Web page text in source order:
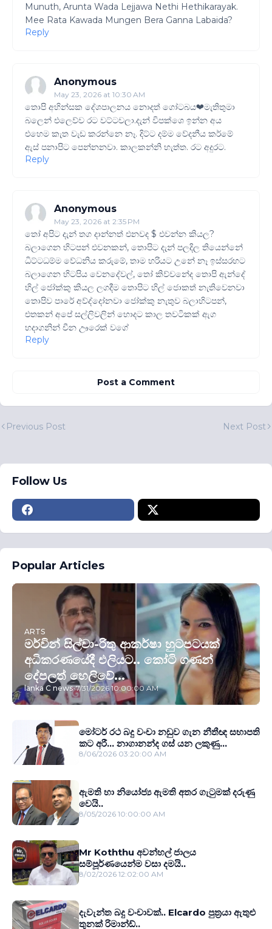
Munuth, Arunta Wada Lejjawa Nethi Hethikarayak.
Mee Rata Kawada Mungen Bera Ganna Labaida?
Reply
Anonymous
May 23, 2026 at 10:30 AM
තොපි අහින්සක දේශපාලනය නොදත් ගෝටබය❤මැතිතුමා
බලෙන් එලෙව්ව රට වට්ටවලා.දැන් විපක්ශෙ ඉන්න අය
එහෙම කැත වැඩ කරන්නෙ නෑ. දිට්ට දම්ම වේදනීය කර්මේ
ඇස් පනාපිට පෙන්නනවා. කාලකන්නි හැත්ත. රට අදුරට.
Reply
Anonymous
May 23, 2026 at 2:35 PM
තෝ අපිට දැන් තග දාන්නත් එනවද $ එවන්න කියල?
බලාගෙන හිටපන් එවනකන්, තොපිට දැන් පලදිල තියෙන්නේ
ධිට්ටධම්ම වේධනිය කරුමේ, තාම හරියට උනේ නෑ ඉස්සරහට
බලාගෙන හිටපිය වෙනදේවල්, තෝ කිව්වනේද තොපි ඇන්දේ
හිල් ජෝක්කු කියල ලගදීම තොපිට හිල් ජොකත් නැතිවෙනවා
තොපිව පාරේ අව්ද්දෝනවා ජෝක්කු නැතුව බලාහිටපන්,
එතකන් අපේ සල්ලිවලින් හොදට කාල තවටිකක් ඇග
හදාගනින් චීන ඌරෙක් වගේ
Reply
Post a Comment
Previous Post Next Post
Follow Us
Popular Articles
ARTS
මර්වින් සිල්වා-රිතු ආකර්ෂා හුටපටයක්
අධිකරණයේදී එලියට.. කෝටි ගණන්
දේපලත් හෙලිවේ...
lanka C news-7/31/2026 10:00:00 AM
මෝටර් රථ බදු වංචා නඩුව ගැන නීතීඥ සභාපති
කට අරී... නාගානන්ද ගස් යන ලකුණු...
8/06/2026 03:20:00 AM
ඇමති හා නියෝජ්‍ය ඇමති අතර ගැටුමක් දරුණු
වෙයි..
8/05/2026 10:00:00 AM
Mr Koththu අවන්හල් ජාලය
සම්පූර්ණයෙන්ම වසා දමයි..
8/02/2026 12:02:00 AM
දැවැන්ත බදු වංචාවක්.. Elcardo පුත‍්‍රයා ඇතුළු
තුනක් රිමාන්ඩ්..